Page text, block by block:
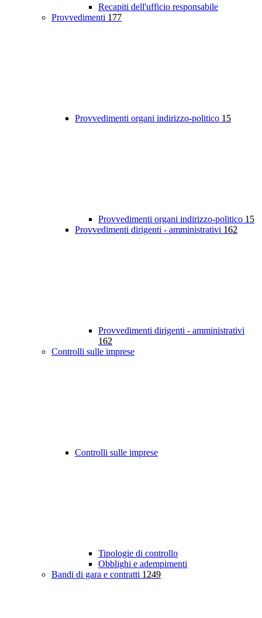
Recapiti dell'ufficio responsabile
Provvedimenti 177
Provvedimenti organi indirizzo-politico 15
Provvedimenti organi indirizzo-politico 15
Provvedimenti dirigenti - amministrativi 162
Provvedimenti dirigenti - amministrativi
162
Controlli sulle imprese
Controlli sulle imprese
Tipologie di controllo
Obblighi e adempimenti
Bandi di gara e contratti 1249